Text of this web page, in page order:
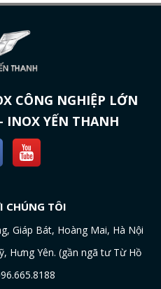
CÔNG NGHIỆP LỚN
INOX YẾN THANH
CHÚNG TÔI
Giáp Bát, Hoàng Mai, Hà Nội
Hưng Yên. (gần ngã tư Từ Hồ